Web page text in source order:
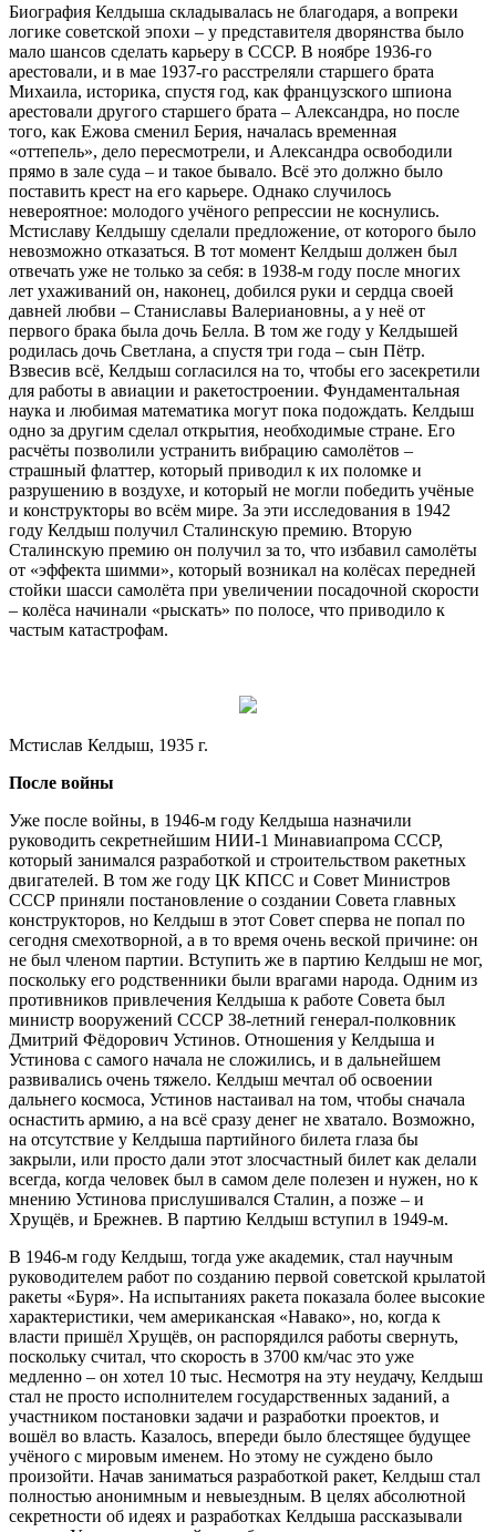
Биография Келдыша складывалась не благодаря, а вопреки
логике советской эпохи – у представителя дворянства было
мало шансов сделать карьеру в СССР. В ноябре 1936-го
арестовали, и в мае 1937-го расстреляли старшего брата
Михаила, историка, спустя год, как французского шпиона
арестовали другого старшего брата – Александра, но после
того, как Ежова сменил Берия, началась временная
«оттепель», дело пересмотрели, и Александра освободили
прямо в зале суда – и такое бывало. Всё это должно было
поставить крест на его карьере. Однако случилось
невероятное: молодого учёного репрессии не коснулись.
Мстиславу Келдышу сделали предложение, от которого было
невозможно отказаться. В тот момент Келдыш должен был
отвечать уже не только за себя: в 1938-м году после многих
лет ухаживаний он, наконец, добился руки и сердца своей
давней любви – Станиславы Валериановны, а у неё от
первого брака была дочь Белла. В том же году у Келдышей
родилась дочь Светлана, а спустя три года – сын Пётр.
Взвесив всё, Келдыш согласился на то, чтобы его засекретили
для работы в авиации и ракетостроении. Фундаментальная
наука и любимая математика могут пока подождать. Келдыш
одно за другим сделал открытия, необходимые стране. Его
расчёты позволили устранить вибрацию самолётов –
страшный флаттер, который приводил к их поломке и
разрушению в воздухе, и который не могли победить учёные
и конструкторы во всём мире. За эти исследования в 1942
году Келдыш получил Сталинскую премию. Вторую
Сталинскую премию он получил за то, что избавил самолёты
от «эффекта шимми», который возникал на колёсах передней
стойки шасси самолёта при увеличении посадочной скорости
– колёса начинали «рыскать» по полосе, что приводило к
частым катастрофам.
Мстислав Келдыш, 1935 г.
После войны
Уже после войны, в 1946-м году Келдыша назначили
руководить секретнейшим НИИ-1 Минавиапрома СССР,
который занимался разработкой и строительством ракетных
двигателей. В том же году ЦК КПСС и Совет Министров
СССР приняли постановление о создании Совета главных
конструкторов, но Келдыш в этот Совет сперва не попал по
сегодня смехотворной, а в то время очень веской причине: он
не был членом партии. Вступить же в партию Келдыш не мог,
поскольку его родственники были врагами народа. Одним из
противников привлечения Келдыша к работе Совета был
министр вооружений СССР 38-летний генерал-полковник
Дмитрий Фёдорович Устинов. Отношения у Келдыша и
Устинова с самого начала не сложились, и в дальнейшем
развивались очень тяжело. Келдыш мечтал об освоении
дальнего космоса, Устинов настаивал на том, чтобы сначала
оснастить армию, а на всё сразу денег не хватало. Возможно,
на отсутствие у Келдыша партийного билета глаза бы
закрыли, или просто дали этот злосчастный билет как делали
всегда, когда человек был в самом деле полезен и нужен, но к
мнению Устинова прислушивался Сталин, а позже – и
Хрущёв, и Брежнев. В партию Келдыш вступил в 1949-м.
В 1946-м году Келдыш, тогда уже академик, стал научным
руководителем работ по созданию первой советской крылатой
ракеты «Буря». На испытаниях ракета показала более высокие
характеристики, чем американская «Навако», но, когда к
власти пришёл Хрущёв, он распорядился работы свернуть,
поскольку считал, что скорость в 3700 км/час это уже
медленно – он хотел 10 тыс. Несмотря на эту неудачу, Келдыш
стал не просто исполнителем государственных заданий, а
участником постановки задачи и разработки проектов, и
вошёл во власть. Казалось, впереди было блестящее будущее
учёного с мировым именем. Но этому не суждено было
произойти. Начав заниматься разработкой ракет, Келдыш стал
полностью анонимным и невыездным. В целях абсолютной
секретности об идеях и разработках Келдыша рассказывали